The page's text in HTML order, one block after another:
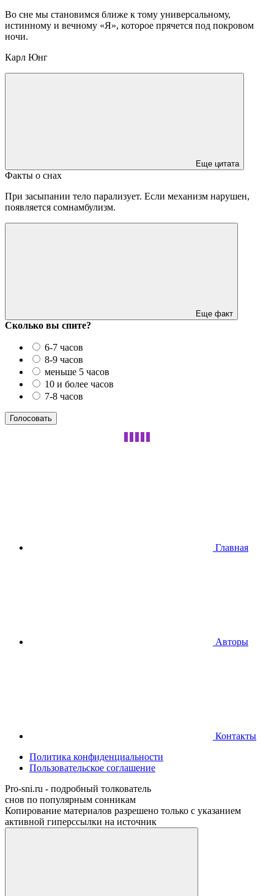
Во сне мы становимся ближе к тому универсальному,
истинному и вечному «Я», которое прячется под покровом
ночи.
Карл Юнг
Еще цитата
Факты о снах
При засыпании тело парализует. Если механизм нарушен,
появляется сомнамбулизм.
Еще факт
Сколько вы спите?
6-7 часов
8-9 часов
меньше 5 часов
10 и более часов
7-8 часов
Главная
Авторы
Контакты
Политика конфиденциальности
Пользовательское соглашение
Pro-sni.ru - подробный толкователь
снов по популярным сонникам
Копирование материалов разрешено только с указанием
активной гиперссылки на источник